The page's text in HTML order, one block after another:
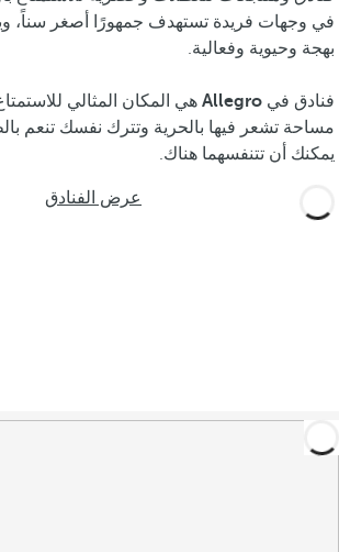
في وجهات فريدة تستهدف جمهورًا أصغر سناً،
بهجة وحيوية وفعالية.
فنادق في Allegro هي المكان المثالي
مساحة تشعر فيها بالحرية وتترك نفسك تنعم
يمكنك أن تتنفسهما هناك.
عرض الفنادق